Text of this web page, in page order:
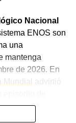
hidrológicas
el
Nacional
ENOS son
una
mantenga
de 2026. En
advirtió
de que